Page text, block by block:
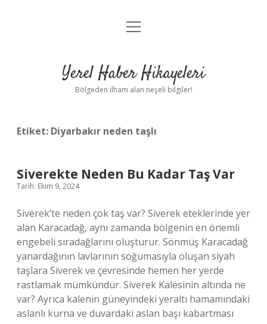
Anasayfa
Yasal Uyarı
menüyü
Yerel Haber Hikayeleri
Bölgeden ilham alan neşeli bilgiler!
Etiket: Diyarbakır neden taşlı
Siverekte Neden Bu Kadar Taş Var
Tarih: Ekim 9, 2024
Siverek’te neden çok taş var? Siverek eteklerinde yer
alan Karacadağ, aynı zamanda bölgenin en önemli
engebeli sıradağlarını oluşturur. Sönmüş Karacadağ
yanardağının lavlarının soğumasıyla oluşan siyah
taşlara Siverek ve çevresinde hemen her yerde
rastlamak mümkündür. Siverek Kalesinin altında ne
var? Ayrıca kalenin güneyindeki yeraltı hamamındaki
aslanlı kurna ve duvardaki aslan başı kabartması